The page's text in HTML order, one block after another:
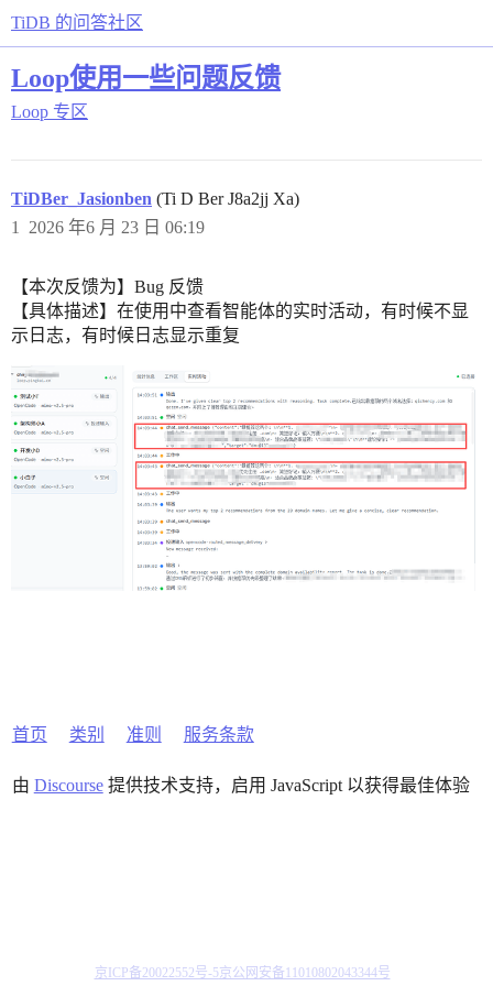
TiDB 的问答社区
Loop使用一些问题反馈
Loop 专区
TiDBer_Jasionben (Ti D Ber J8a2jj Xa)
2026 年6 月 23 日 06:19
1
【本次反馈为】Bug 反馈
【具体描述】在使用中查看智能体的实时活动，有时候不显
示日志，有时候日志显示重复
首页 类别 准则 服务条款
由 Discourse提供技术支持，启用 JavaScript 以获得最佳体验
京ICP备20022552号-5京公网安备11010802043344号